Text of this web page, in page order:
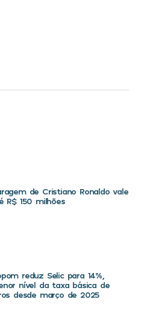
de Cristiano Ronaldo vale
R$ 150 milhões
reduz Selic para 14%,
nível da taxa básica de
desde março de 2025